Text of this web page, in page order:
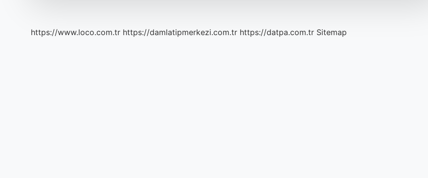
https://www.loco.com.tr https://damlatipmerkezi.com.tr https://datpa.com.tr Sitemap